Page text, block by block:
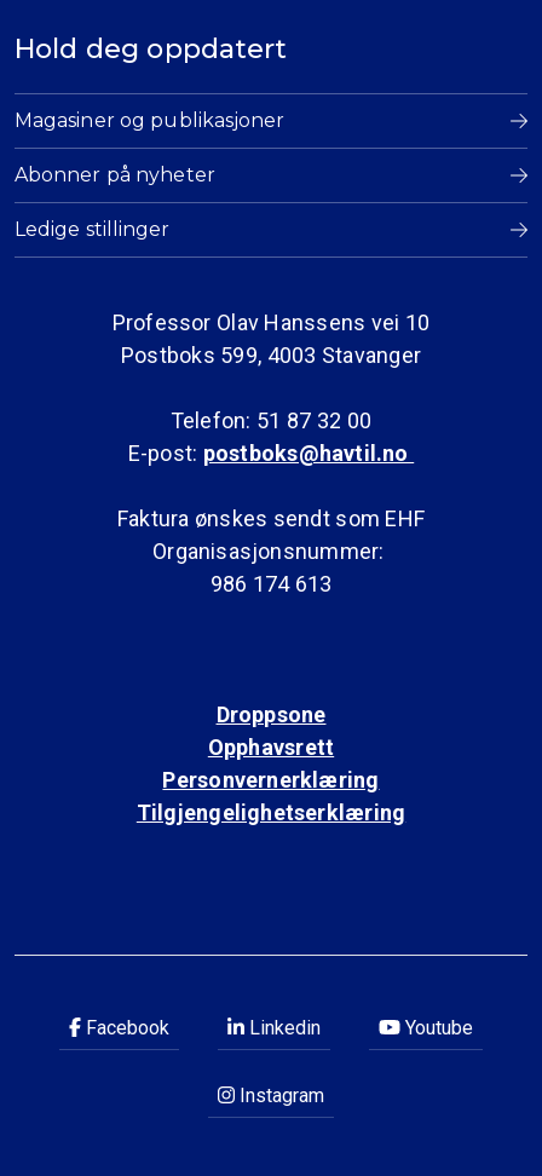
Hold deg oppdatert
Magasiner og publikasjoner
Abonner på nyheter
Ledige stillinger
Professor Olav Hanssens vei 10
Postboks 599, 4003 Stavanger
Telefon: 51 87 32 00
E-post: postboks@havtil.no
Faktura ønskes sendt som EHF
Organisasjonsnummer:
986 174 613
Droppsone
Opphavsrett
Personvernerklæring
Tilgjengelighetserklæring
Facebook Linkedin Youtube
Instagram